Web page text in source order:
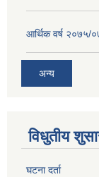
आर्थिक वर्ष २०७५/
अन्य
विधुतीय
घटना दर्ता